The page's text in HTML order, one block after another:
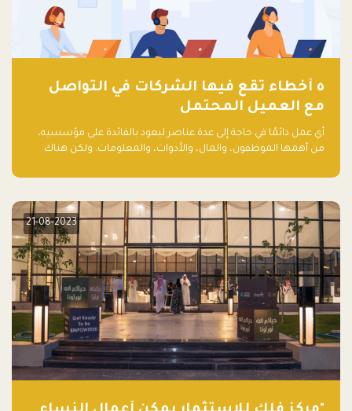
٥ أخطاء تقع فيها الشركات في التواصل
مع العميل المحتمل
أي عمل دائمًا في حاجة إلى عدة عناصر ليعود بالفائدة على مؤسسيه،
من أهمها الموظفون، والمال، والأدوات، والمعلومات. ولكن هناك
أساسه ذلك العمل.
21-08-2023